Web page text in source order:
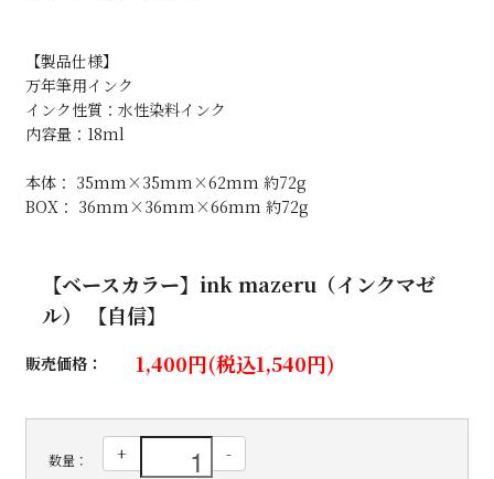
【製品仕様】
万年筆用インク
インク性質：水性染料インク
内容量：18ml
本体： 35mm×35mm×62mm 約72g
BOX： 36mm×36mm×66mm 約72g
【ベースカラー】ink mazeru（インクマゼ
ル） 【自信】
販売価格： 1,400円(税込1,540円)
数量： + -